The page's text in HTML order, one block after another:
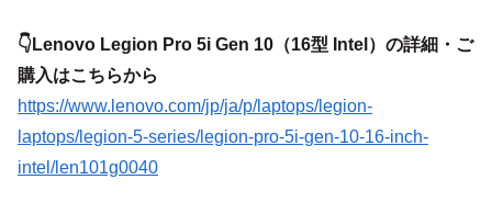
👇Lenovo Legion Pro 5i Gen 10（16型 Intel）の詳細・ご
購入はこちらから
https://www.lenovo.com/jp/ja/p/laptops/legion-
laptops/legion-5-series/legion-pro-5i-gen-10-16-inch-
intel/len101g0040